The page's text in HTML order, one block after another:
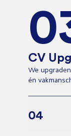
CV
We
én
04